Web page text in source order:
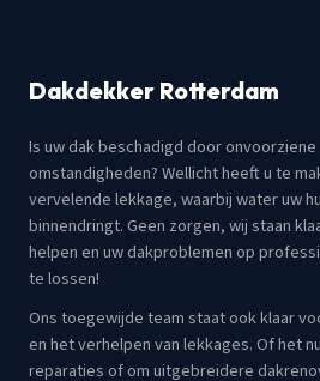
Dakdekker Rotterdam
Is uw dak beschadigd door onvoorziene
omstandigheden? Wellicht heeft u te
vervelende lekkage, waarbij water uw
binnendringt. Geen zorgen, wij staan
helpen en uw dakproblemen op
te lossen!
Ons toegewijde team staat ook klaar
en het verhelpen van lekkages. Of het
reparaties of om uitgebreidere